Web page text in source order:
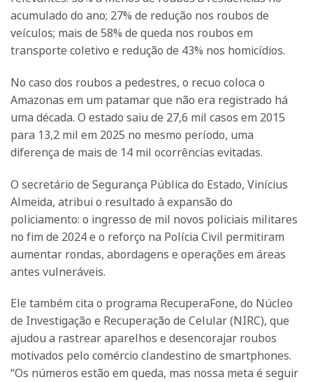
acumulado do ano; 27% de redução nos roubos de
veículos; mais de 58% de queda nos roubos em
transporte coletivo e redução de 43% nos homicídios.
No caso dos roubos a pedestres, o recuo coloca o
Amazonas em um patamar que não era registrado há
uma década. O estado saiu de 27,6 mil casos em 2015
para 13,2 mil em 2025 no mesmo período, uma
diferença de mais de 14 mil ocorrências evitadas.
O secretário de Segurança Pública do Estado, Vinícius
Almeida, atribui o resultado à expansão do
policiamento: o ingresso de mil novos policiais militares
no fim de 2024 e o reforço na Polícia Civil permitiram
aumentar rondas, abordagens e operações em áreas
antes vulneráveis.
Ele também cita o programa RecuperaFone, do Núcleo
de Investigação e Recuperação de Celular (NIRC), que
ajudou a rastrear aparelhos e desencorajar roubos
motivados pelo comércio clandestino de smartphones.
“Os números estão em queda, mas nossa meta é seguir